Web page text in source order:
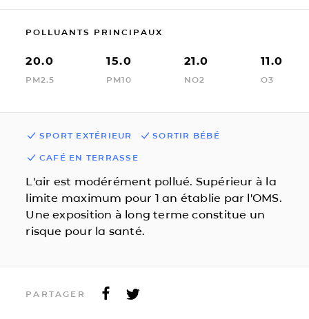
POLLUANTS PRINCIPAUX
20.0
PM2.5
15.0
PM10
21.0
NO2
11.0
O3
SPORT EXTÉRIEUR SORTIR BÉBÉ
CAFÉ EN TERRASSE
L'air est modérément pollué. Supérieur à la
limite maximum pour 1 an établie par l'OMS.
Une exposition à long terme constitue un
risque pour la santé.
PARTAGER